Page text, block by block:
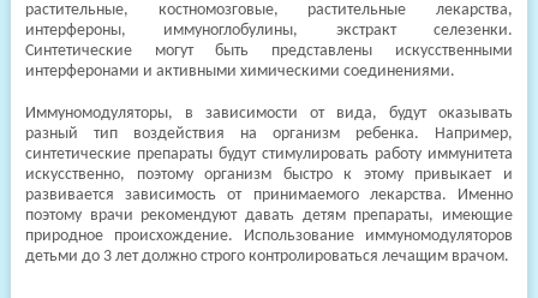
растительные, костномозговые, растительные лекарства,
интерфероны, иммуноглобулины, экстракт селезенки.
Синтетические могут быть представлены искусственными
интерферонами и активными химическими соединениями.
Иммуномодуляторы, в зависимости от вида, будут оказывать
разный тип воздействия на организм ребенка. Например,
синтетические препараты будут стимулировать работу иммунитета
искусственно, поэтому организм быстро к этому привыкает и
развивается зависимость от принимаемого лекарства. Именно
поэтому врачи рекомендуют давать детям препараты, имеющие
природное происхождение. Использование иммуномодуляторов
детьми до 3 лет должно строго контролироваться лечащим врачом.